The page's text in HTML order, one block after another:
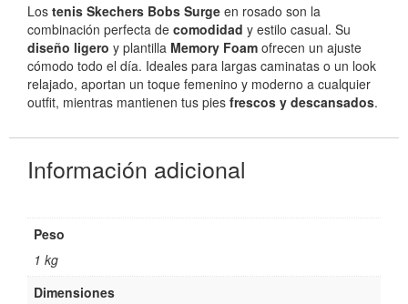
Los tenis Skechers Bobs Surge en rosado son la
combinación perfecta de comodidad y estilo casual. Su
diseño ligero y plantilla Memory Foam ofrecen un ajuste
cómodo todo el día. Ideales para largas caminatas o un look
relajado, aportan un toque femenino y moderno a cualquier
outfit, mientras mantienen tus pies frescos y descansados.
Información adicional
Peso
1 kg
Dimensiones